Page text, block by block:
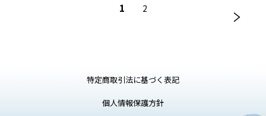
1 2
特定商取引法に基づく表記
個人情報保護方針